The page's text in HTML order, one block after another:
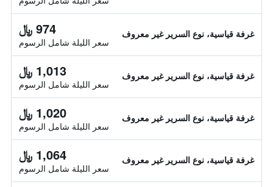
غرفة قياسية، نوع السرير غير معروف 974 ﷼
سعر الليلة شامل الرسوم
غرفة قياسية، نوع السرير غير معروف 1,013 ﷼
سعر الليلة شامل الرسوم
غرفة قياسية، نوع السرير غير معروف 1,020 ﷼
سعر الليلة شامل الرسوم
غرفة قياسية، نوع السرير غير معروف 1,064 ﷼
سعر الليلة شامل الرسوم